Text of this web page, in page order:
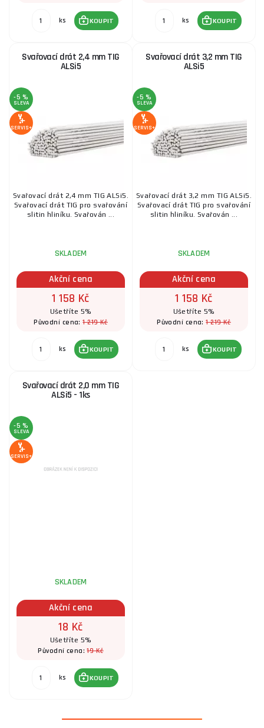
ks KOUPIT ks KOUPIT
Svařovací drát 2,4 mm TIG
ALSi5
-5 %
SLEVA
SERVIS+
Svařovací drát 2,4 mm TIG ALSi5.
Svařovací drát TIG pro svařování
slitin hliníku. Svařován ...
SKLADEM
Akční cena
1 158 Kč
Ušetříte 5%
Původní cena:1 219 Kč
ks KOUPIT
Svařovací drát 3,2 mm TIG
ALSi5
-5 %
SLEVA
SERVIS+
Svařovací drát 3,2 mm TIG ALSi5.
Svařovací drát TIG pro svařování
slitin hliníku. Svařován ...
SKLADEM
Akční cena
1 158 Kč
Ušetříte 5%
Původní cena:1 219 Kč
ks KOUPIT
Svařovací drát 2,0 mm TIG
ALSi5 - 1ks
-5 %
SLEVA
SERVIS+
SKLADEM
Akční cena
18 Kč
Ušetříte 5%
Původní cena:19 Kč
ks KOUPIT